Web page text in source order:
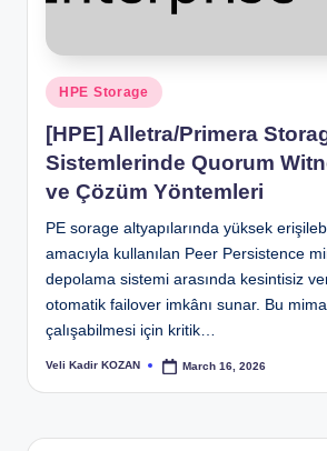
Posted
in
HPE Storage
[HPE] Alletra/Primera
Sistemlerinde Quorum
ve Çözüm Yöntemleri
PE sorage altyapılarında yüksek
amacıyla kullanılan Peer Persistence
depolama sistemi arasında kesintisiz
otomatik failover imkânı sunar. Bu
çalışabilmesi için kritik…
Posted
Veli Kadir KOZAN March 16, 2026